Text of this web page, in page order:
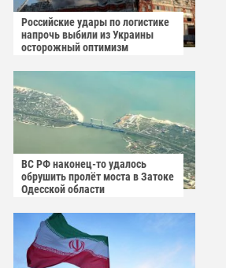
Российские удары по логистике
напрочь выбили из Украины
осторожный оптимизм
ВС РФ наконец-то удалось
обрушить пролёт моста в Затоке
Одесской области